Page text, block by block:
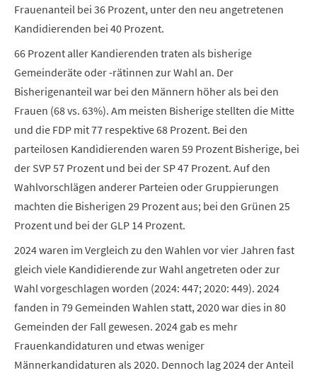
Frauenanteil bei 36 Prozent, unter den neu angetretenen
Kandidierenden bei 40 Prozent.
66 Prozent aller Kandierenden traten als bisherige
Gemeinderäte oder -rätinnen zur Wahl an. Der
Bisherigenanteil war bei den Männern höher als bei den
Frauen (68 vs. 63%). Am meisten Bisherige stellten die Mitte
und die FDP mit 77 respektive 68 Prozent. Bei den
parteilosen Kandidierenden waren 59 Prozent Bisherige, bei
der SVP 57 Prozent und bei der SP 47 Prozent. Auf den
Wahlvorschlägen anderer Parteien oder Gruppierungen
machten die Bisherigen 29 Prozent aus; bei den Grünen 25
Prozent und bei der GLP 14 Prozent.
2024 waren im Vergleich zu den Wahlen vor vier Jahren fast
gleich viele Kandidierende zur Wahl angetreten oder zur
Wahl vorgeschlagen worden (2024: 447; 2020: 449). 2024
fanden in 79 Gemeinden Wahlen statt, 2020 war dies in 80
Gemeinden der Fall gewesen. 2024 gab es mehr
Frauenkandidaturen und etwas weniger
Männerkandidaturen als 2020. Dennoch lag 2024 der Anteil